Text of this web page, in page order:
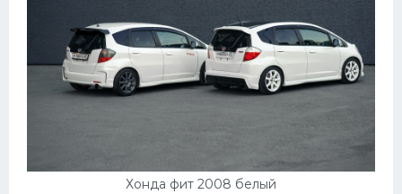
Хонда фит 2008 белый